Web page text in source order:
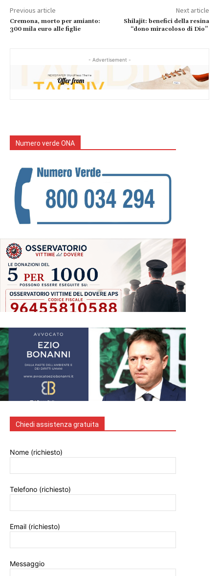
Previous article
Cremona, morto per amianto:
300 mila euro alle figlie
Next article
Shilajit: benefici della resina
“dono miracoloso di Dio”
- Advertisement -
Numero verde ONA
Chiedi assistenza gratuita
Nome (richiesto)
Telefono (richiesto)
Email (richiesto)
Messaggio